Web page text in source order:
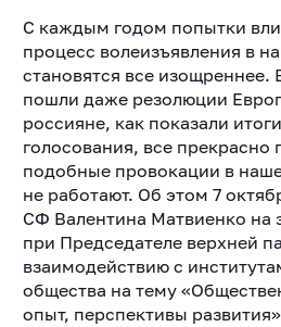
С каждым годом попытки
процесс волеизъявления в
становятся все изощреннее.
пошли даже резолюции
россияне, как показали
голосования, все прекрасно
подобные провокации в
не работают. Об этом 7
СФ Валентина Матвиенко на
при Председателе верхней
взаимодействию с
общества на тему
опыт, перспективы